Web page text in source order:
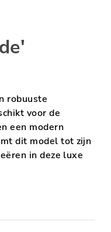
robuuste
voor de
een modern
dit model tot zijn
in deze luxe